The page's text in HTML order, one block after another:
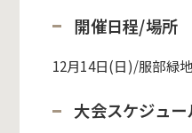
開催日程/場所
12月14日(日)/服部緑
大会スケジュー